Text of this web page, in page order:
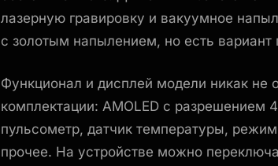
лазерную гравировку и вакуумное
с золотым напылением, но есть
Функционал и дисплей модели никак не
комплектации: AMOLED с разрешением
пульсометр, датчик температуры,
прочее. На устройстве можно